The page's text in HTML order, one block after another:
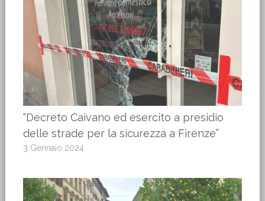
“Decreto Caivano ed esercito a presidio
delle strade per la sicurezza a Firenze”
3 Gennaio 2024